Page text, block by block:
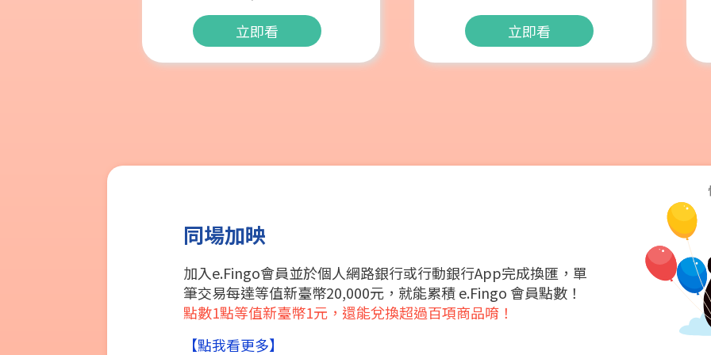
立即看
立即看
同場加映
加入e.Fingo會員並於個人網路銀行或行動銀行App完成換匯，單
筆交易每達等值新臺幣20,000元，就能累積 e.Fingo 會員點數！
點數1點等值新臺幣1元，還能兌換超過百項商品唷！
【點我看更多】